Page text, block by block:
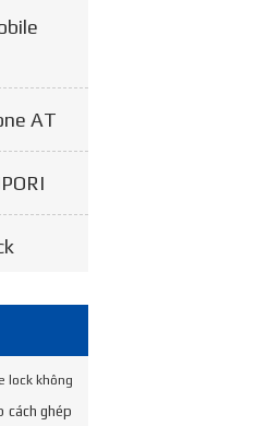
AT
lock không
cách ghép